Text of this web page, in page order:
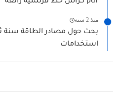
منذ 2 سنة
بحث حول مصادر الطاقة سنة
استخدامات